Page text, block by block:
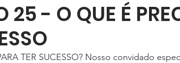
25 - O QUE É
TER SUCESSO? Nosso convidado